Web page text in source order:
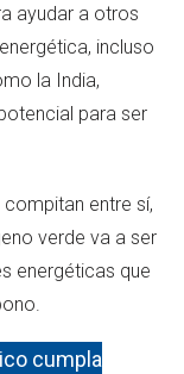
ayudar a otros
incluso
la India,
para ser
entre sí,
verde va a ser
energéticas que
cumpla